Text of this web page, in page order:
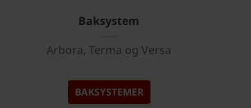
Baksystem
Arbora, Terma og Versa
BAKSYSTEMER